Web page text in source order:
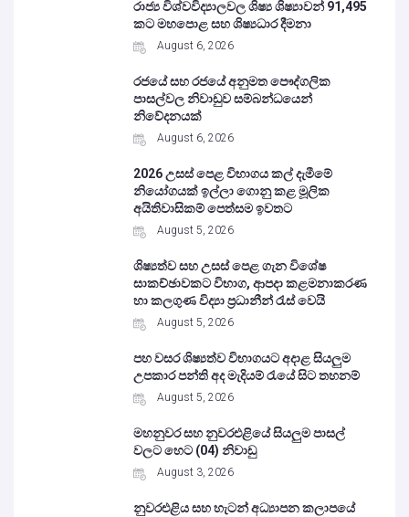
රාජ්‍ය විශ්වවිද්‍යාලවල ශිෂ්‍ය ශිෂ්‍යාවන් 91,495
කට මහපොළ සහ ශිෂ්‍යධාර දීමනා
August 6, 2026
රජයේ සහ රජයේ අනුමත පෞද්ගලික
පාසල්වල නිවාඩුව සම්බන්ධයෙන්
නිවේදනයක්
August 6, 2026
2026 උසස් පෙළ විභාගය කල් දැමීමේ
නියෝගයක් ඉල්ලා ගොනු කළ මූලික
අයිතිවාසිකම් පෙත්සම ඉවතට
August 5, 2026
ශිෂ්‍යත්ව සහ උසස් පෙළ ගැන විශේෂ
සාකච්ඡාවකට විභාග, ආපදා කළමනාකරණ
හා කලගුණ විද්‍යා ප්‍රධානීන් රැස් වෙයි
August 5, 2026
පහ වසර ශිෂ්‍යත්ව විභාගයට අදාළ සියලුම
උපකාර පන්ති අද මැදියම් රැයේ සිට තහනම්
August 5, 2026
මහනුවර සහ නුවරඑළියේ සියලුම පාසල්
වලට හෙට (04) නිවාඩු
August 3, 2026
නුවරඑළිය සහ හැටන් අධ්‍යාපන කලාපයේ